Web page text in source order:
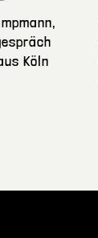
Köln